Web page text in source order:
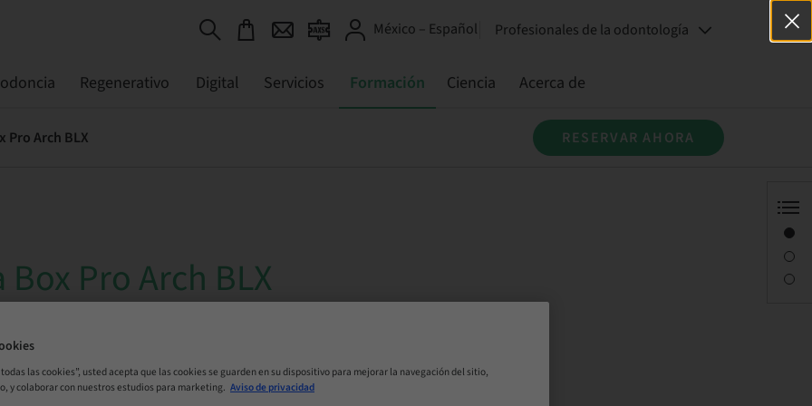
México – Español Profesionales de la odontología
Regenerativo Digital Servicios Formación Ciencia Acerca de
Pro Arch BLX RESERVAR AHORA
Box Pro Arch BLX
las cookies”, usted acepta que las cookies se guarden en su dispositivo para mejorar la navegación del sitio,
y colaborar con nuestros estudios para marketing. Aviso de privacidad